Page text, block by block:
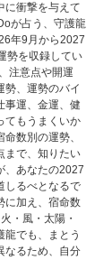
に衝撃を与えて
が占う、守護龍
年9月から2027
勢を収録してい
注意点や開運
勢、運勢のバイ
事運、金運、健
てもうまくいか
数別の運勢、
まで、知りたい
、あなたの2027
しるべとなるで
に加え、宿命数
・風・太陽・
龍でも、まとう
なるため、自分